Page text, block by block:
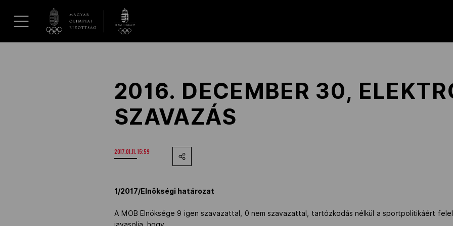
Galéria
Los Angeles 2028
MOB
Kettőskarrier-program
2016. DECEMBER 30,
SZAVAZÁS
2017.01.11. 15:59
1/2017/Elnökségi határozat
A MOB Elnöksége 9 igen szavazattal, 0 nem szavazattal, tartózkodás nélkül a sportpolitikáért
javasolja, hogy